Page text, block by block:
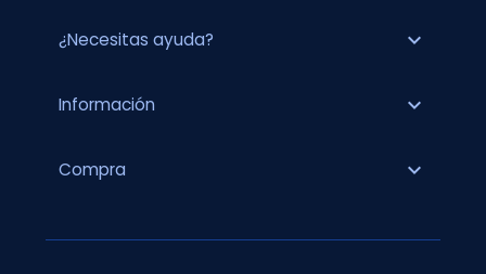
¿Necesitas ayuda? expand_more
Información expand_more
Compra expand_more